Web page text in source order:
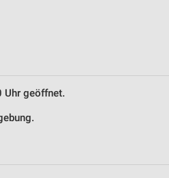
Uhr geöffnet.